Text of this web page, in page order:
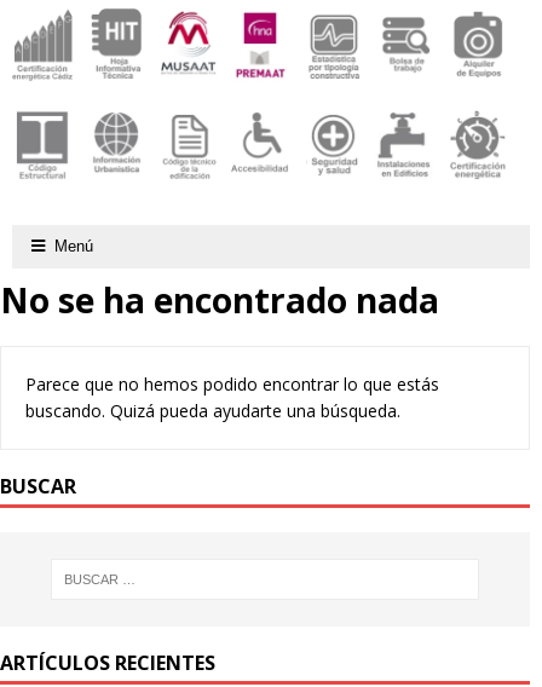
Menú
No se ha encontrado nada
Parece que no hemos podido encontrar lo que estás
buscando. Quizá pueda ayudarte una búsqueda.
BUSCAR
ARTÍCULOS RECIENTES